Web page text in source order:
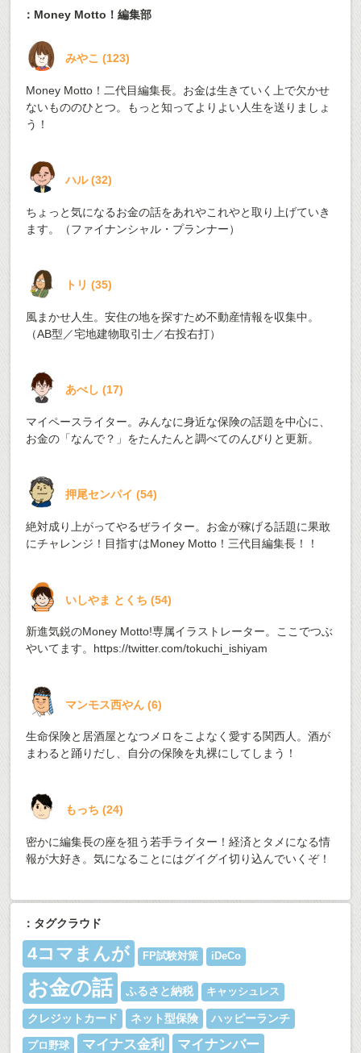
：Money Motto！編集部
みやこ(123)
Money Motto！二代目編集長。お金は生きていく上で欠かせ
ないもののひとつ。もっと知ってよりよい人生を送りましょ
う！
ハル(32)
ちょっと気になるお金の話をあれやこれやと取り上げていき
ます。（ファイナンシャル・プランナー）
トリ(35)
風まかせ人生。安住の地を探すため不動産情報を収集中。
（AB型／宅地建物取引士／右投右打）
あべし(17)
マイペースライター。みんなに身近な保険の話題を中心に、
お金の「なんで？」をたんたんと調べてのんびりと更新。
押尾センパイ(54)
絶対成り上がってやるぜライター。お金が稼げる話題に果敢
にチャレンジ！目指すはMoney Motto！三代目編集長！！
いしやま とくち(54)
新進気鋭のMoney Motto!専属イラストレーター。ここでつぶ
やいてます。 https://twitter.com/tokuchi_ishiyam
マンモス西やん(6)
生命保険と居酒屋となつメロをこよなく愛する関西人。酒が
まわると踊りだし、自分の保険を丸裸にしてしまう！
もっち(24)
密かに編集長の座を狙う若手ライター！経済とタメになる情
報が大好き。気になることにはグイグイ切り込んでいくぞ！
：タグクラウド
4コマまんが FP試験対策 iDeCo
お金の話 ふるさと納税 キャッシュレス
クレジットカード ネット型保険 ハッピーランチ
プロ野球 マイナス金利 マイナンバー